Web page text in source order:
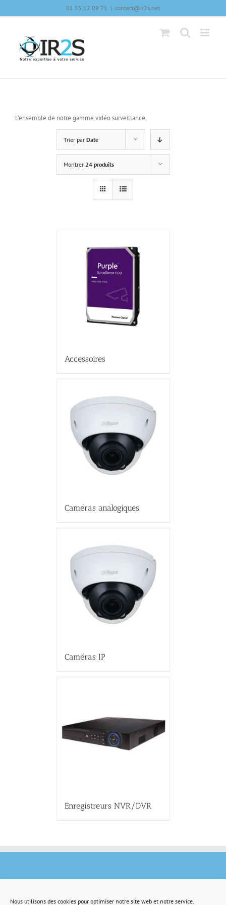
Nous utilisons des cookies pour optimiser notre site web et notre service.
01 55 12 09 71 | contact@ir2s.net
L’ensemble de notre gamme vidéo surveillance.
Trier par Date
Montrer 24 produits
Accessoires
Caméras analogiques
Caméras IP
Enregistreurs NVR/DVR